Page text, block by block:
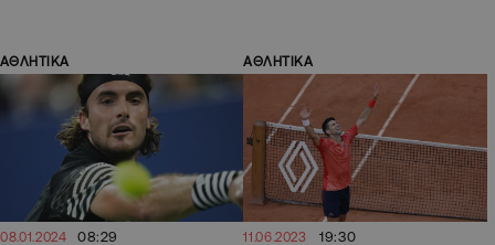
ΑΘΛΗΤΙΚΑ
08.01.2024 08:29
ΑΘΛΗΤΙΚΑ
11.06.2023 19:30